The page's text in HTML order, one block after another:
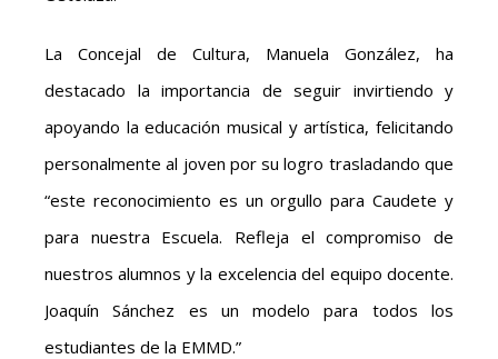
La Concejal de Cultura, Manuela González, ha
destacado la importancia de seguir invirtiendo y
apoyando la educación musical y artística, felicitando
personalmente al joven por su logro trasladando que
“este reconocimiento es un orgullo para Caudete y
para nuestra Escuela. Refleja el compromiso de
nuestros alumnos y la excelencia del equipo docente.
Joaquín Sánchez es un modelo para todos los
estudiantes de la EMMD.”